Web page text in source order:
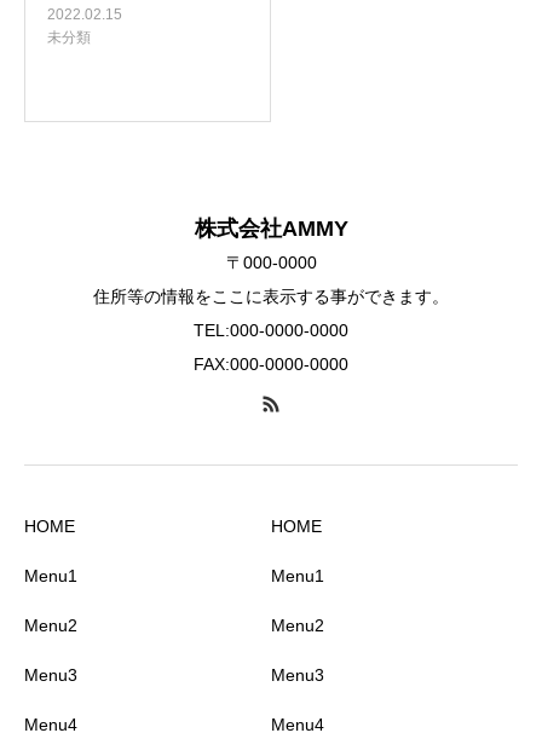
2022.02.15
未分類
株式会社AMMY
〒000-0000
住所等の情報をここに表示する事ができます。
TEL:000-0000-0000
FAX:000-0000-0000
HOME
Menu1
Menu2
Menu3
Menu4
HOME
Menu1
Menu2
Menu3
Menu4